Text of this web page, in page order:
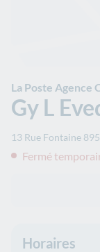
La Poste Agence
Gy L
13 Rue Fontaine
Fermé
Horaires